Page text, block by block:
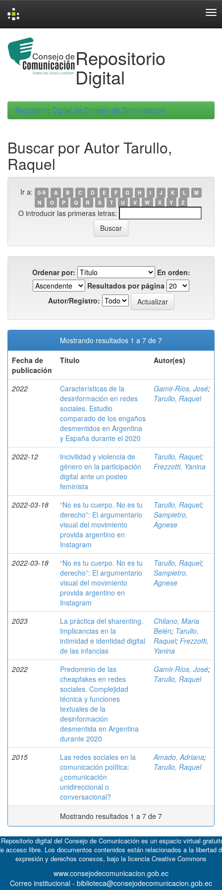
navigation
Repositorio
Digital
Repositorio Digital de Consejo de Comunicacion
Buscar por Autor Tarullo,
Raquel
Ir a: 0-9 A B C D E F G H I J K L
M
N
O P Q R S T U V W X Y Z
O introducir las primeras letras:
Ordenar por:
En orden:
Resultados por página
Autor/Registro:
Mostrando resultados 1 a 7 de 7
Fecha de
publicación
Título Autor(es)
2022
Características de la
desinformación en redes
sociales. Estudio
comparado de los engaños
desmentidos en Argentina
y España durante el 2020
Gamir-Ríos, José;
Tarullo, Raquel
2022-12
Incivilidad y violencia de
género en la participación
digital ante un posteo
feminista
Tarullo, Raquel;
Frezzotti, Yanina
2022-03-18
“No es tu cuerpo. No es tu
derecho”: El argumentario
visual del movimiento
provida argentino en
Instagram
Tarullo, Raquel;
Sampietro,
Agnese
2022-03-18
“No es tu cuerpo. No es tu
derecho”: El argumentario
visual del movimiento
provida argentino en
Instagram
Tarullo, Raquel;
Sampietro,
Agnese
2023
La práctica del sharenting.
Implicancias en la
intimidad e identidad digital
de las infancias
Chilano, Maria
Belén; Tarullo,
Raquel; Frezzotti,
Yanina
2022
Predominio de las
cheapfakes en redes
sociales. Complejidad
técnica y funciones
textuales de la
desinformación
desmentida en Argentina
durante 2020
Gamir-Ríos, José;
Tarullo, Raquel
2015
Las redes sociales en la
comunicación política:
¿comunicación
unidireccional o
conversacional?
Amado, Adriana;
Tarullo, Raquel
Mostrando resultados 1 a 7 de 7
digital del Consejo de Comunicación es un espacio virtual
acceso libre. Los documentos contenidos están relacionados a la libertad
expresión y derechos conexos, bajo la licencia Creative Commons
www.consejodecomunicacion.gob.ec
Correo institucional - biblioteca@consejodecomunicacion.gob.ec